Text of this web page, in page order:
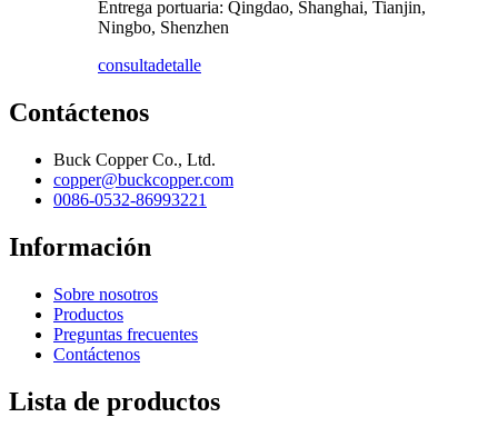
Entrega portuaria: Qingdao, Shanghai, Tianjin,
Ningbo, Shenzhen
consultadetalle
Contáctenos
Buck Copper Co., Ltd.
copper@buckcopper.com
0086-0532-86993221
Información
Sobre nosotros
Productos
Preguntas frecuentes
Contáctenos
Lista de productos